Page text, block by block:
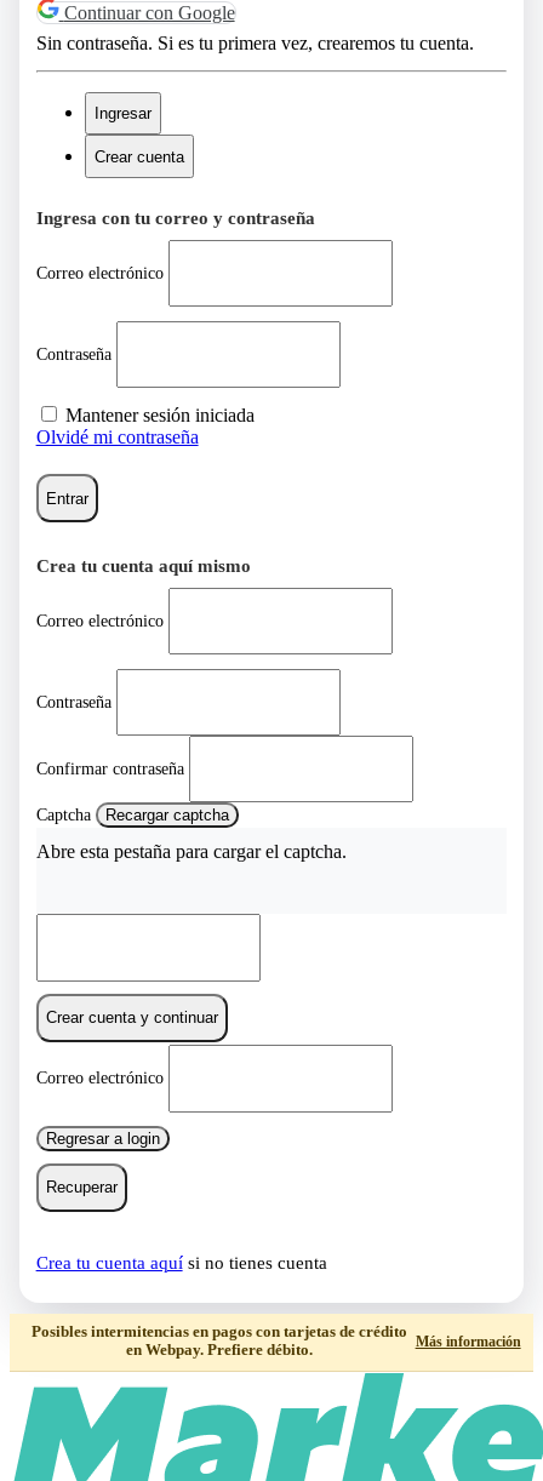
Continuar con Google
Sin contraseña. Si es tu primera vez, crearemos tu cuenta.
Ingresar
Crear cuenta
Ingresa con tu correo y contraseña
Correo electrónico
Contraseña
Mantener sesión iniciada
Olvidé mi contraseña
Entrar
Crea tu cuenta aquí mismo
Correo electrónico
Contraseña
Confirmar contraseña
Captcha Recargar captcha
Abre esta pestaña para cargar el captcha.
Crear cuenta y continuar
Correo electrónico
Regresar a login
Recuperar
Crea tu cuenta aquísi no tienes cuenta
Posibles intermitencias en pagos con tarjetas de crédito
en Webpay. Prefiere débito.
Más información